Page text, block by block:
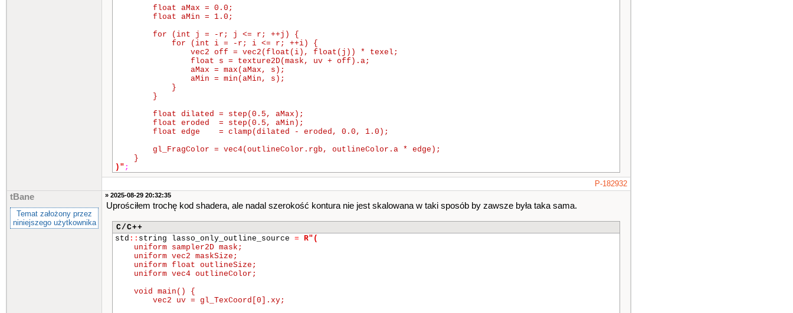
        float aMax = 0.0;
        float aMin = 1.0;
        for (int j = -r; j <= r; ++j) {
            for (int i = -r; i <= r; ++i) {
                vec2 off = vec2(float(i), float(j)) * texel;
                float s = texture2D(mask, uv + off).a;
                aMax = max(aMax, s);
                aMin = min(aMin, s);
            }
        }
        float dilated = step(0.5, aMax);
        float eroded  = step(0.5, aMin);
        float edge    = clamp(dilated - eroded, 0.0, 1.0);
        gl_FragColor = vec4(outlineColor.rgb, outlineColor.a * edge);
)" ;
P-182932
tBane
Temat założony przez
niniejszego użytkownika
» 2025-08-29 20:32:35
Uprościłem trochę kod shadera, ale nadal szerokość kontura nie jest skalowana w taki sposób by zawsze była taka sama.
C/C++
std :: string lasso_only_outline_source = R"(
    uniform sampler2D mask;
    uniform vec2 maskSize;
    uniform float outlineSize;
    uniform vec4 outlineColor;
    void main() {
        vec2 uv = gl_TexCoord[0].xy;